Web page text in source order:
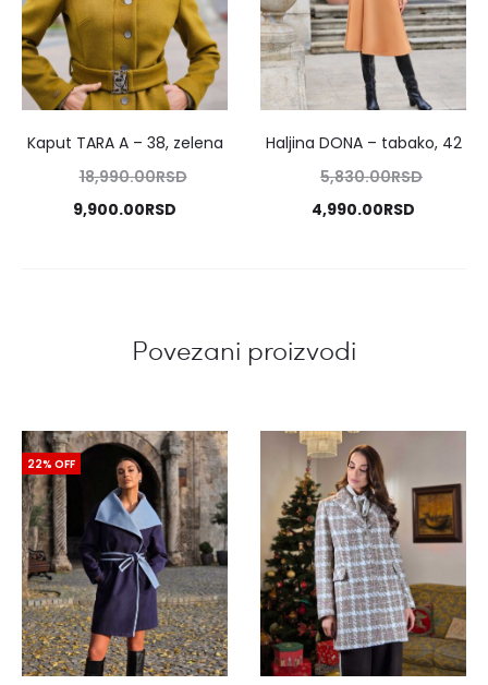
Kaput TARA A– 38, zelena
18,990.00RSD
9,900.00RSD
Haljina DONA– tabako, 42
5,830.00RSD
4,990.00RSD
Povezani proizvodi
22% OFF